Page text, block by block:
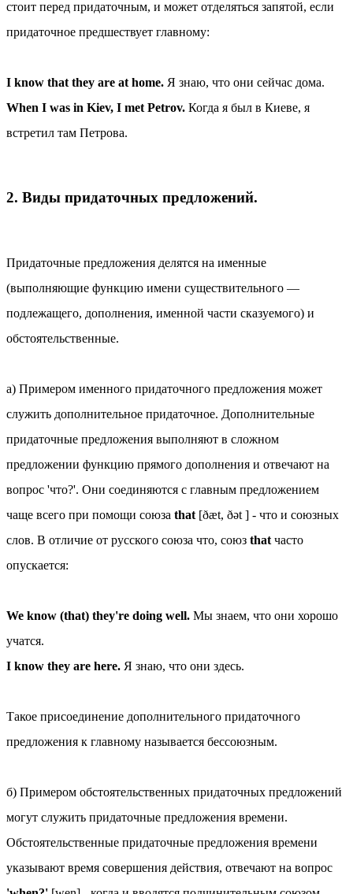
стоит перед придаточным, и может отделяться запятой, если
придаточное предшествует главному:
I know that they are at home. Я знаю, что они сейчас дома.
When I was in Kiev, I met Petrov. Когда я был в Киеве, я
встретил там Петрова.
2. Виды придаточных предложений.
Придаточные предложения делятся на именные
(выполняющие функцию имени существительного —
подлежащего, дополнения, именной части сказуемого) и
обстоятельственные.
а) Примером именного придаточного предложения может
служить дополнительное придаточное. Дополнительные
придаточные предложения выполняют в сложном
предложении функцию прямого дополнения и отвечают на
вопрос 'что?'. Они соединяются с главным предложением
чаще всего при помощи союза that [ðæt, ðət ] - что и союзных
слов. В отличие от русского союза что, союз that часто
опускается:
We know (that) they're doing well. Мы знаем, что они хорошо
учатся.
I know they are here. Я знаю, что они здесь.
Такое присоединение дополнительного придаточного
предложения к главному называется бессоюзным.
б) Примером обстоятельственных придаточных предложений
могут служить придаточные предложения времени.
Обстоятельственные придаточные предложения времени
указывают время совершения действия, отвечают на вопрос